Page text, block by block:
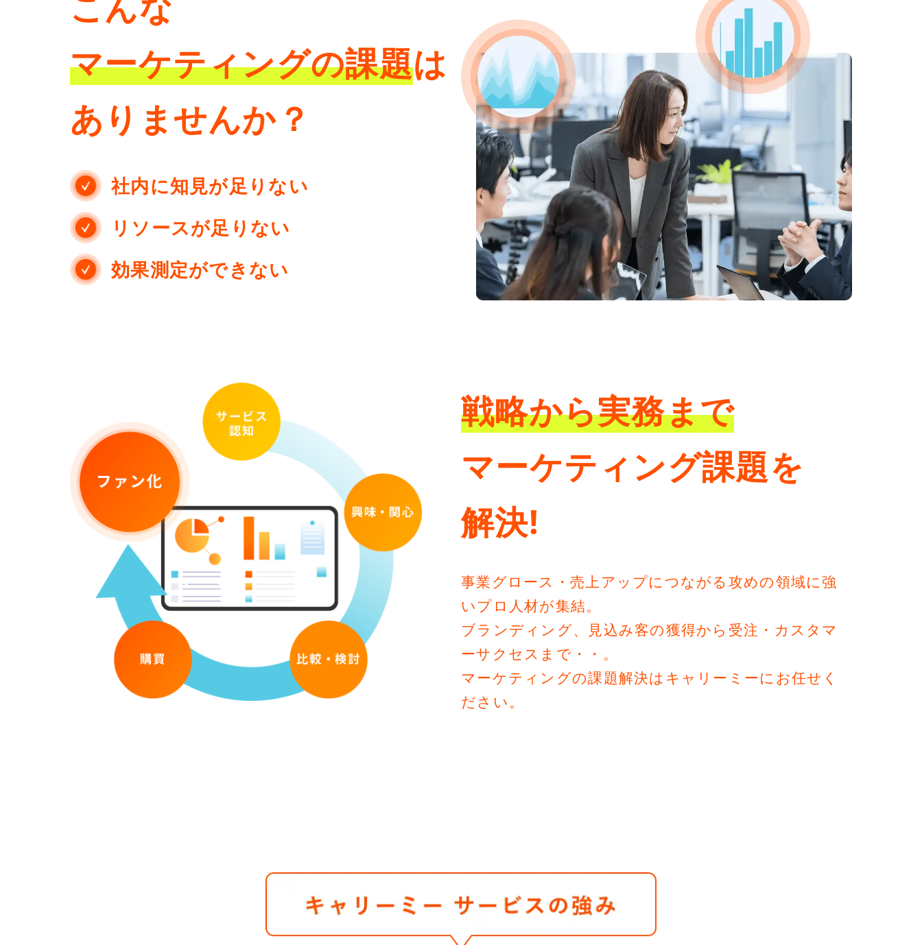
マーケティングの課題は
ありませんか？
社内に知見が足りない
リソースが足りない
効果測定ができない
戦略から実務まで
マーケティング課題を
解決!
事業グロース・売上アップにつながる攻めの領域に強
いプロ人材が集結。
ブランディング、見込み客の獲得から受注・カスタマ
ーサクセスまで・・。
マーケティングの課題解決はキャリーミーにお任せく
ださい。